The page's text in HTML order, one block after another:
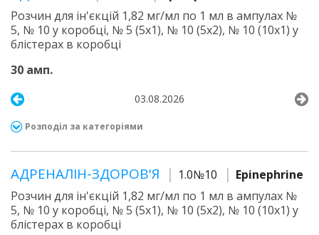
Розчин для ін'єкцій 1,82 мг/мл по 1 мл в ампулах №
5, № 10 у коробці, № 5 (5х1), № 10 (5х2), № 10 (10х1) у
блістерах в коробці
30 амп.
03.08.2026
Розподіл за категоріями
АДРЕНАЛІН-ЗДОРОВ'Я 1.0№10
Epinephrine
Розчин для ін'єкцій 1,82 мг/мл по 1 мл в ампулах №
5, № 10 у коробці, № 5 (5х1), № 10 (5х2), № 10 (10х1) у
блістерах в коробці